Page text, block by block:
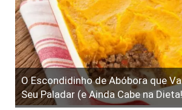
O Escondidinho de Abóbora que
Seu Paladar (e Ainda Cabe na